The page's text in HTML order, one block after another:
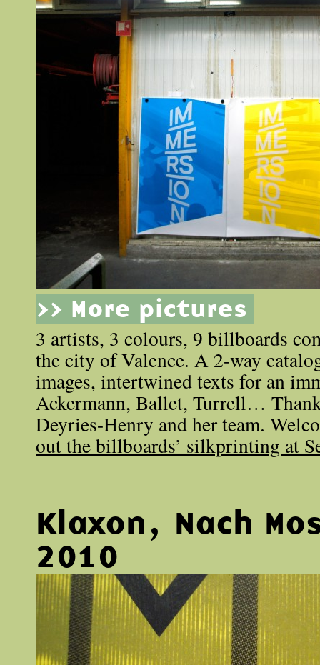
>> More pictures
3 artists, 3 colours, 9 billboards
the city of Valence. A 2-way
images, intertwined texts for an
Ackermann, Ballet, Turrell…
Deyries-Henry and her team.
out the billboards’ silkprinting at
Klaxon, Nach
2010